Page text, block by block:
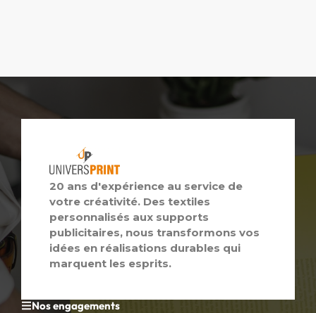
Nos engagements
20 ans d'expérience au service de
votre créativité. Des textiles
personnalisés aux supports
publicitaires, nous transformons vos
idées en réalisations durables qui
marquent les esprits.